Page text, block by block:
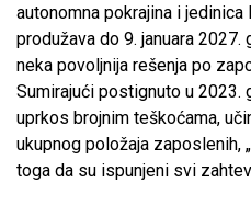
autonomna pokrajina i
produžava do 9. januara
neka povoljnija rešenja po
Sumirajući postignuto u 2023.
uprkos brojnim teškoćama,
ukupnog položaja zaposlenih,
toga da su ispunjeni svi